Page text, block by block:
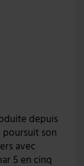
depuis
poursuit son
avec
5 en cinq